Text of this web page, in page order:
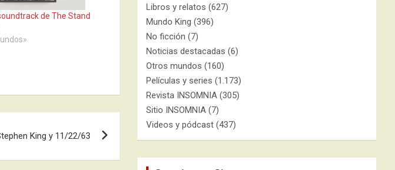
de The Stand
King y 11/22/63
Libros y relatos (627)
Mundo King (396)
No ficción (7)
Noticias destacadas (6)
Otros mundos (160)
Películas y series (1.173)
Revista INSOMNIA (305)
Sitio INSOMNIA (7)
Videos y pódcast (437)